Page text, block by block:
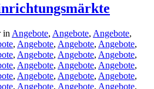
in Angebote, Angebote, Angebote,
, Angebote, Angebote, Angebote,
, Angebote, Angebote, Angebote,
, Angebote, Angebote, Angebote,
, Angebote, Angebote, Angebote,
, Angebote, Angebote, Angebote,